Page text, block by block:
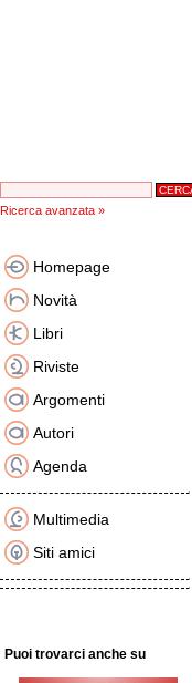
Ricerca avanzata »
Homepage
Novità
Libri
Riviste
Argomenti
Autori
Agenda
Multimedia
Siti amici
Puoi trovarci anche su